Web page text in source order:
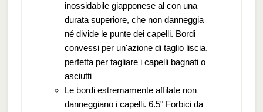
inossidabile giapponese al con una
durata superiore, che non danneggia
né divide le punte dei capelli. Bordi
convessi per un'azione di taglio liscia,
perfetta per tagliare i capelli bagnati o
asciutti
Le bordi estremamente affilate non
danneggiano i capelli. 6.5" Forbici da